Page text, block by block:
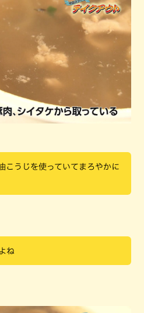
こうじを使っていてまろやかに
ね